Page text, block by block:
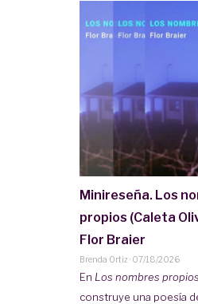
Minireseña. Los
propios (Caleta
Flor Braier
Brenda Ortiz · 07/18/2026
En Los nombres propios
construye una poesía